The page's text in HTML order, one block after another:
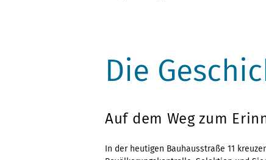
Die
Auf dem Weg zum
In der heutigen Bauhausstraße 11